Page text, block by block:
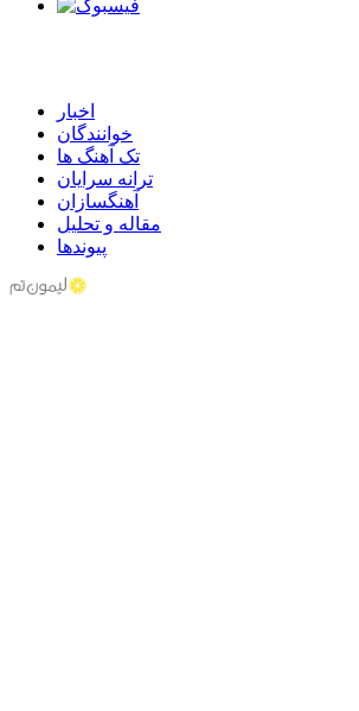
اخبار
خوانندگان
تک آهنگ ها
ترانه سرایان
آهنگسازان
مقاله و تحلیل
پیوندها